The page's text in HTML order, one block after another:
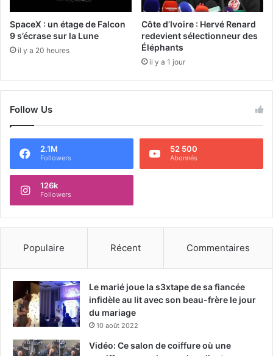
SpaceX : un étage de Falcon
9 s’écrase sur la Lune
il y a 20 heures
Côte d’Ivoire : Hervé Renard
redevient sélectionneur des
Éléphants
il y a 1 jour
Follow Us
2.1M
Followers
52 500
Abonnés
126k
Followers
Populaire Récent Commentaires
Le marié joue la s3xtape de sa fiancée
infidèle au lit avec son beau-frère le jour
du mariage
10 août 2022
Vidéo: Ce salon de coiffure où une